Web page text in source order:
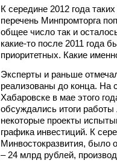
К середине 2012 года
перечень Минпромторга
общее число так и
какие-то после 2011 года
приоритетных. Какие
Эксперты и раньше
реализованы до конца. На
Хабаровске в мае этого
обсуждались итоги
некоторые проекты
графика инвестиций. К
Минвостокразвития, было
– 24 млрд рублей,